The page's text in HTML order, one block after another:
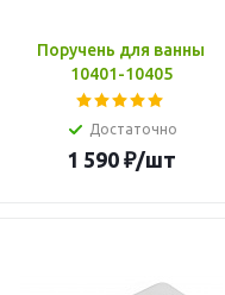
Поручень для ванны
10401-10405
Достаточно
1 590₽/шт